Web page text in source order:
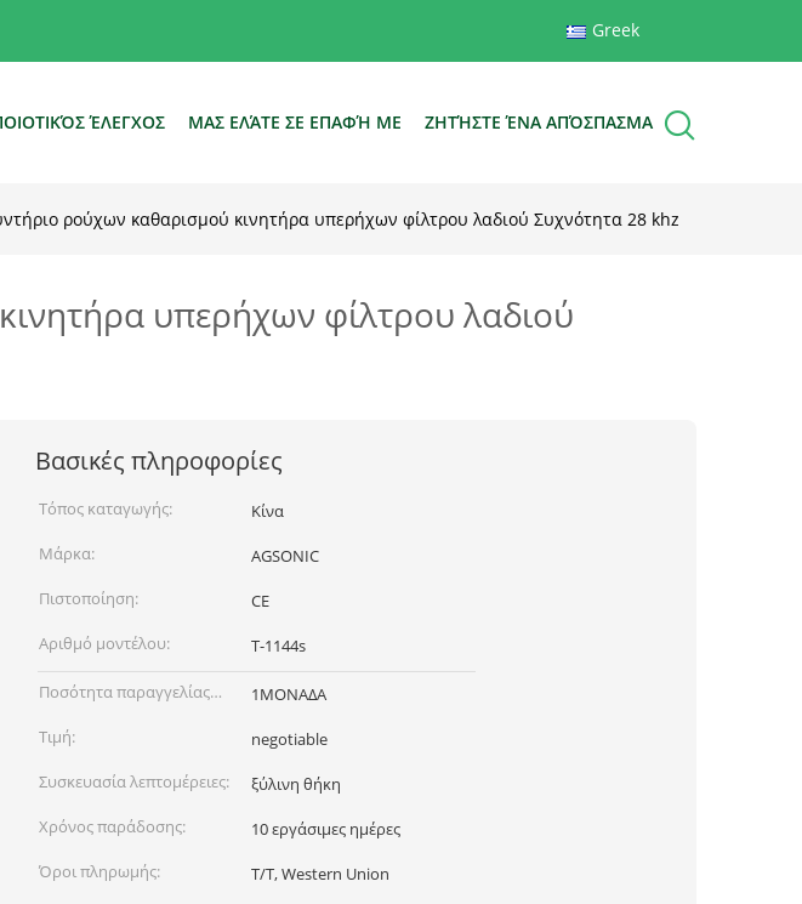
Greek
ΈΛΕΓΧΟΣ ΜΑΣ ΕΛΆΤΕ ΣΕ ΕΠΑΦΉ ΜΕ ΖΗΤΉΣΤΕ ΈΝΑ ΑΠΌΣΠΑΣΜΑ
ρούχων καθαρισμού κινητήρα υπερήχων φίλτρου λαδιού Συχνότητα 28 khz
υπερήχων φίλτρου λαδιού
Βασικές πληροφορίες
Τόπος καταγωγής:
Κίνα
Μάρκα:
AGSONIC
Πιστοποίηση:
CE
Αριθμό μοντέλου:
T-1144s
Ποσότητα παραγγελίας
min:
1ΜΟΝΑΔΑ
Τιμή:
negotiable
Συσκευασία λεπτομέρειες:
ξύλινη θήκη
Χρόνος παράδοσης:
10 εργάσιμες ημέρες
Όροι πληρωμής:
T/T, Western Union